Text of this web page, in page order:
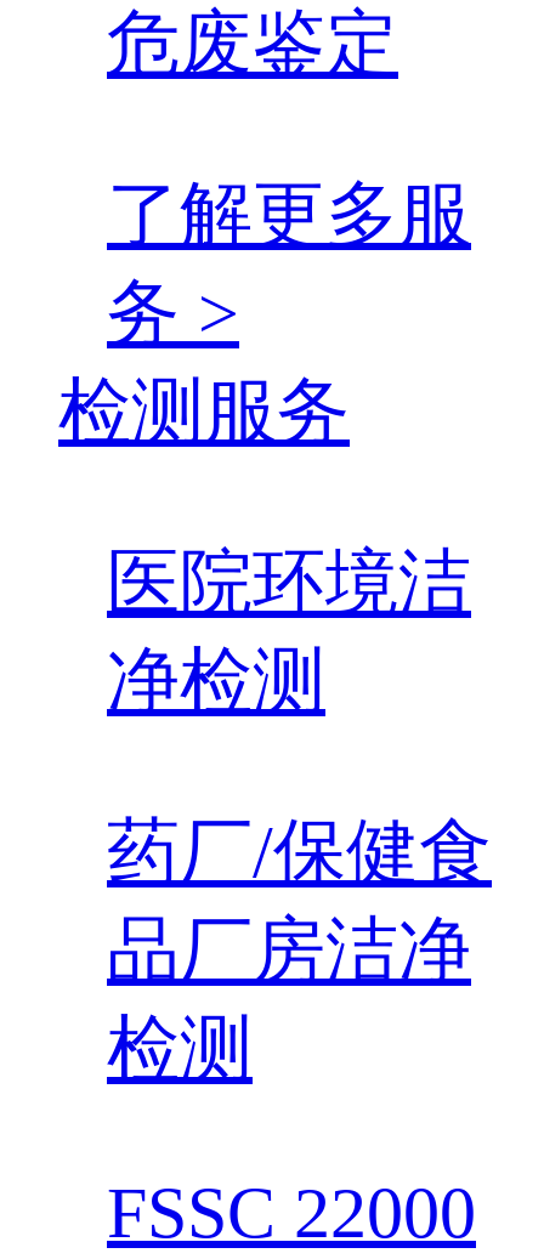
危废鉴定
了解更多服
务 >
检测服务
医院环境洁
净检测
药厂/保健食
品厂房洁净
检测
FSSC 22000